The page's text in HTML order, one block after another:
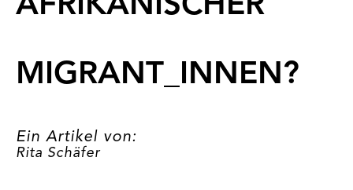
AFRIKANISCHER
MIGRANT_INNEN?
Ein Artikel von:
Rita Schäfer